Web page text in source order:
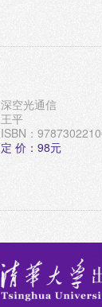
深空光通信
王平
ISBN：
定 价：98元